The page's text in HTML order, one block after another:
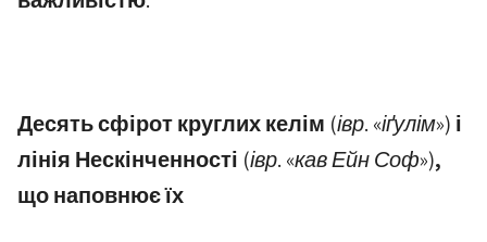
Десять сфірот круглих келім (івр. «іґулім») і
лінія Нескінченності (івр. «кав Ейн Соф»),
що наповнює їх